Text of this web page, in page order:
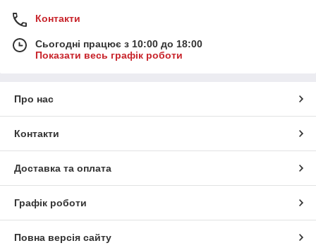
Контакти
Сьогодні працює з 10:00 до 18:00
Показати весь графік роботи
Про нас
Контакти
Доставка та оплата
Графік роботи
Повна версія сайту